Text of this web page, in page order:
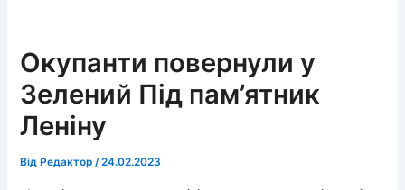
Окупанти повернули у
Зелений Під пам’ятник
Леніну
Від Редактор/24.02.2023